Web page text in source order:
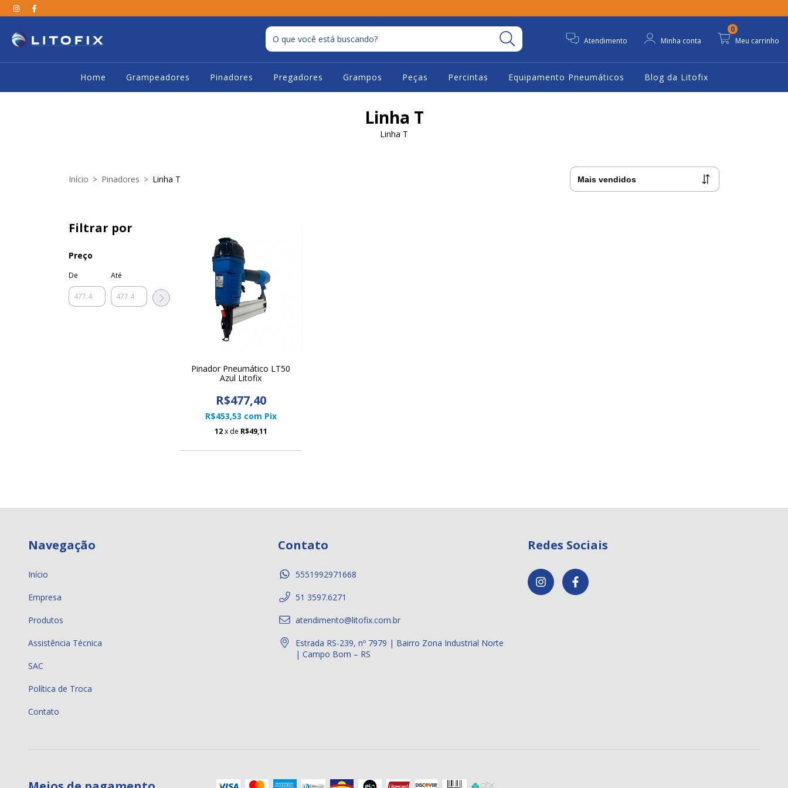
Atendimento Minha conta Meu carrinho
0
Home Grampeadores Pinadores Pregadores Grampos Peças Percintas Equipamento Pneumáticos Blog da Litofix
Linha T
Linha T
Início > Pinadores > Linha T
Filtrar por
Preço
De Até
Pinador Pneumático LT50
Azul Litofix
R$477,40
R$453,53 com Pix
12x de R$49,11
Navegação
Início
Empresa
Produtos
Assistência Técnica
SAC
Política de Troca
Contato
Contato
5551992971668
51 3597.6271
atendimento@litofix.com.br
Estrada RS-239, nº 7979 | Bairro Zona Industrial Norte
| Campo Bom – RS
Redes Sociais